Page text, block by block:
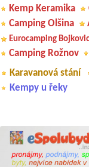
Kemp Keramika
Camping Olšina
Eurocamping
Camping Rožnov
Karavanová stání
Kempy u řeky